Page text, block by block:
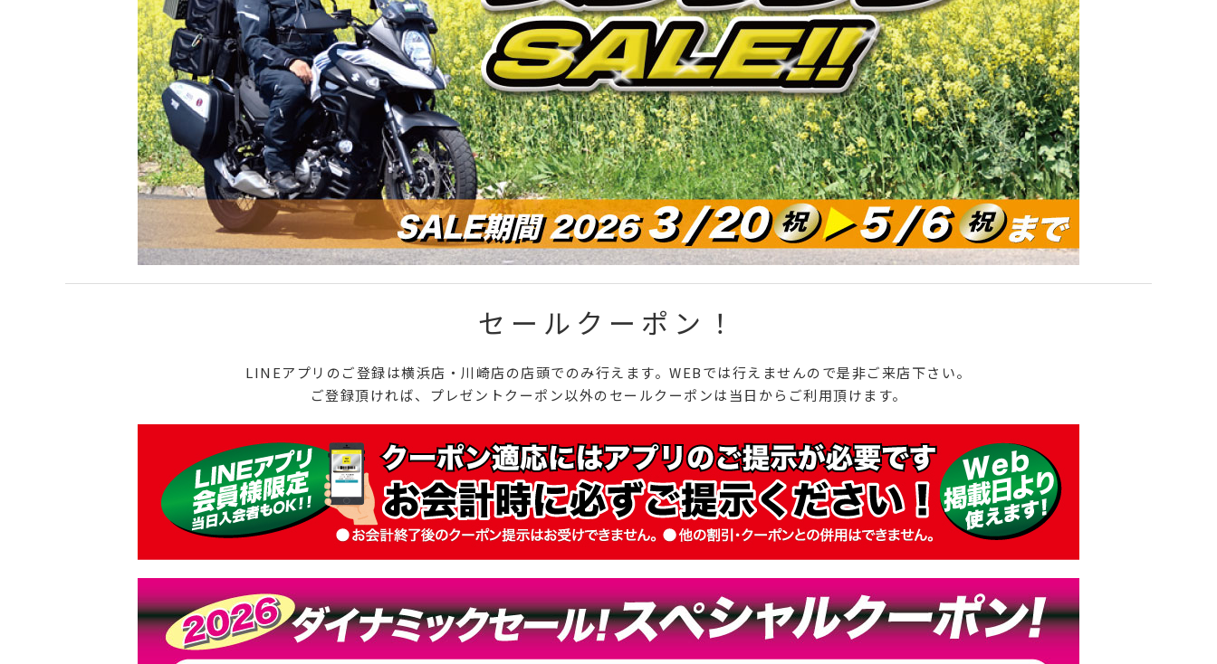
セールクーポン！
LINEアプリのご登録は横浜店・川崎店の店頭でのみ行えます。WEBでは行えませんので是非ご来店下さい。
ご登録頂ければ、プレゼントクーポン以外のセールクーポンは当日からご利用頂けます。